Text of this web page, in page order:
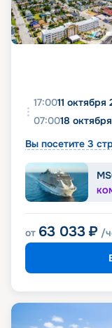
17:0011 октября
07:0018
Вы посетите 3
от 63 033 ₽ /